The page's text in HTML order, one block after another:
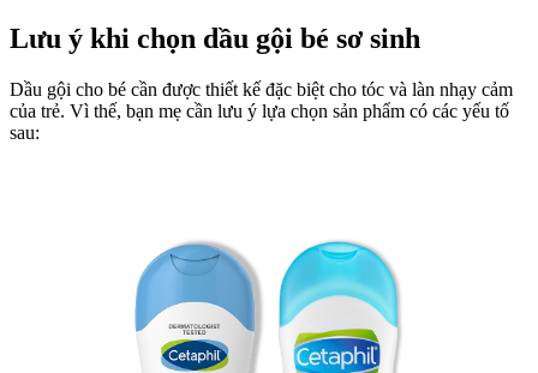
Sinh
Như
Nào?
Lưu ý khi chọn dầu gội bé sơ sinh
Dầu gội cho bé cần được thiết kế đặc biệt cho tóc và làn nhạy cảm
của trẻ. Vì thế, bạn mẹ cần lưu ý lựa chọn sản phẩm có các yếu tố
sau: